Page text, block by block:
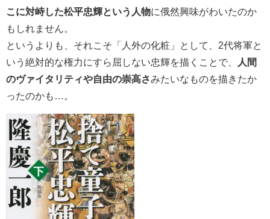
こに対峙した松平忠輝という人物に俄然興味がわいたのか
もしれません。
というよりも、それこそ「人外の化粧」として、2代将軍と
いう絶対的な権力にすら屈しない忠輝を描くことで、
人間
のヴァイタリティや自由の崇高さみたいなものを描きたか
ったのかも…。